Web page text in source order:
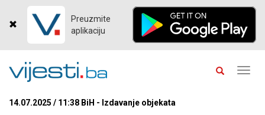
Preuzmite
aplikaciju
14.07.2025 / 11:38 BiH - Izdavanje objekata